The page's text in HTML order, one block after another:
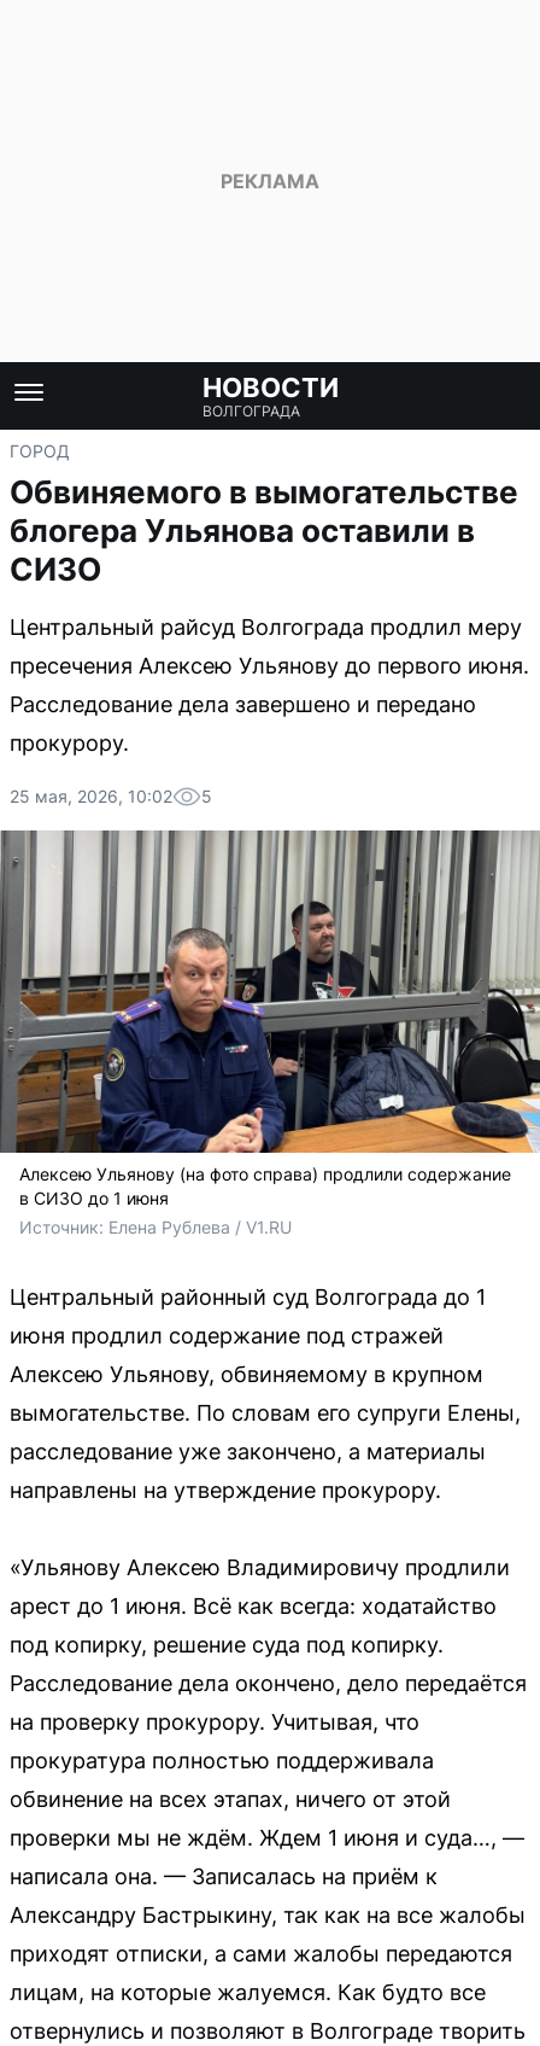
НОВОСТИ
ВОЛГОГРАДА
ГОРОД
Обвиняемого в вымогательстве
блогера Ульянова оставили в
СИЗО
Центральный райсуд Волгограда продлил меру
пресечения Алексею Ульянову до первого июня.
Расследование дела завершено и передано
прокурору.
25 мая, 2026, 10:02 5
Алексею Ульянову (на фото справа) продлили содержание
в СИЗО до 1 июня
Источник: Елена Рублева / V1.RU
Центральный районный суд Волгограда до 1
июня продлил содержание под стражей
Алексею Ульянову, обвиняемому в крупном
вымогательстве. По словам его супруги Елены,
расследование уже закончено, а материалы
направлены на утверждение прокурору.
«Ульянову Алексею Владимировичу продлили
арест до 1 июня. Всё как всегда: ходатайство
под копирку, решение суда под копирку.
Расследование дела окончено, дело передаётся
на проверку прокурору. Учитывая, что
прокуратура полностью поддерживала
обвинение на всех этапах, ничего от этой
проверки мы не ждём. Ждем 1 июня и суда…, —
написала она. — Записалась на приём к
Александру Бастрыкину, так как на все жалобы
приходят отписки, а сами жалобы передаются
лицам, на которые жалуемся. Как будто все
отвернулись и позволяют в Волгограде творить